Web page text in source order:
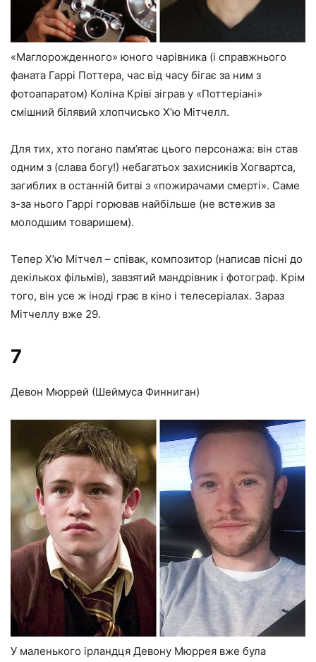
«Маглорожденного» юного чарівника (і справжнього
фаната Гаррі Поттера, час від часу бігає за ним з
фотоапаратом) Коліна Кріві зіграв у «Поттеріані»
смішний білявий хлопчисько Х’ю Мітчелл.
Для тих, хто погано пам’ятає цього персонажа: він став
одним з (слава богу!) небагатьох захисників Хогвартса,
загиблих в останній битві з «пожирачами смерті». Саме
з-за нього Гаррі горював найбільше (не встежив за
молодшим товаришем).
Тепер Х’ю Мітчел – співак, композитор (написав пісні до
декількох фільмів), завзятий мандрівник і фотограф. Крім
того, він усе ж іноді грає в кіно і телесеріалах. Зараз
Мітчеллу вже 29.
7
Девон Мюррей (Шеймуса Финниган)
У маленького ірландця Девону Мюррея вже була